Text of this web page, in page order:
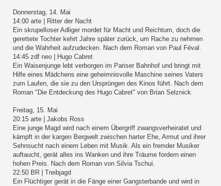
Donnerstag, 14. Mai
14:00 arte | Ritter der Nacht
Ein skrupelloser Adliger mordet für Macht und Reichtum, doch die
gerettete Tochter kehrt Jahre später zurück, um Rache zu nehmen
und die Wahrheit aufzudecken. Nach dem Roman von Paul Féval.
14:45 zdf neo | Hugo Cabret
Ein Waisenjunge lebt verborgen im Pariser Bahnhof und bringt mit
Hilfe eines Mädchens eine geheimnisvolle Maschine seines Vaters
zum Laufen, die sie zu den Ursprüngen des Kinos führt. Nach dem
Roman "Die Entdeckung des Hugo Cabret" von Brian Selznick.
Freitag, 15. Mai
20:15 arte | Jakobs Ross
Eine junge Magd wird nach einem Übergriff zwangsverheiratet und
kämpft in der kargen Bergwelt zwischen harter Ehe, Armut und ihrer
Sehnsucht nach einem Leben mit Musik. Als ein fremder Musiker
auftaucht, gerät alles ins Wanken und ihre Träume fordern einen
hohen Preis. Nach dem Roman von Silvia Tschui.
22:50 BR | Treibjagd
Ein Flüchtiger gerät in die Fänge einer Gangsterbande und wird in